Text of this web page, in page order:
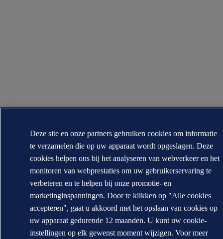
Deze site en onze partners gebruiken cookies om informatie
te verzamelen die op uw apparaat wordt opgeslagen. Deze
cookies helpen ons bij het analyseren van webverkeer en het
monitoren van webprestaties om uw gebruikerservaring te
verbeteren en te helpen bij onze promotie- en
marketinginspanningen. Door te klikken op "Alle cookies
accepteren", gaat u akkoord met het opslaan van cookies op
uw apparaat gedurende 12 maanden. U kunt uw cookie-
instellingen op elk gewenst moment wijzigen. Voor meer